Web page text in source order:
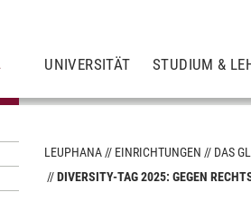
UNIVERSITÄT STUDIUM &
LEUPHANA EINRICHTUNGEN
DAS
DIVERSITY-TAG 2025: GEGEN